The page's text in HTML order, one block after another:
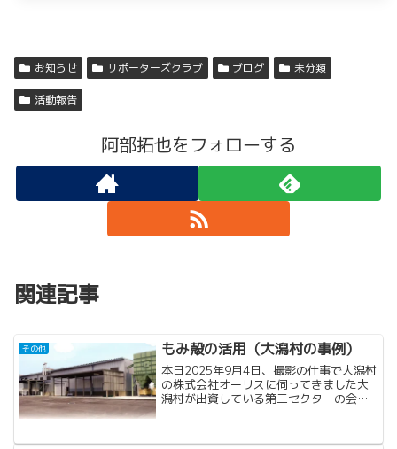
お知らせ サポーターズクラブ ブログ 未分類
活動報告
阿部拓也をフォローする
関連記事
その他 もみ殻の活用（大潟村の事例）
本日2025年9月4日、撮影の仕事で大潟村
の株式会社オーリスに伺ってきました大
潟村が出資している第三セクターの会社
したバイオマスボイラーを使い、村内